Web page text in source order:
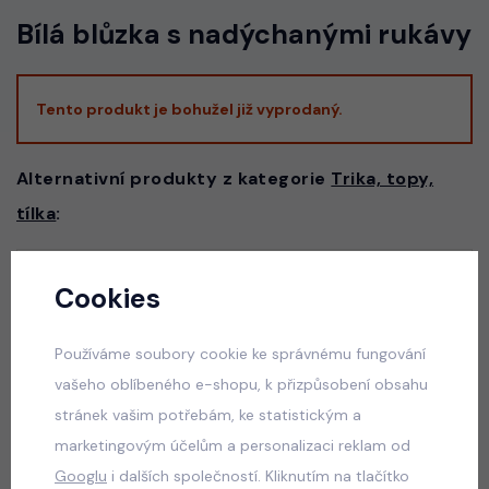
Bílá blůzka s nadýchanými rukávy
Tento produkt je bohužel již vyprodaný.
Alternativní produkty z kategorie Trika, topy,
tílka:
Graphite streetwear souprava
599 Kč
Cookies
Používáme soubory cookie ke správnému fungování
vašeho oblíbeného e-shopu, k přizpůsobení obsahu
stránek vašim potřebám, ke statistickým a
marketingovým účelům a personalizaci reklam od
Googlu i dalších společností. Kliknutím na tlačítko